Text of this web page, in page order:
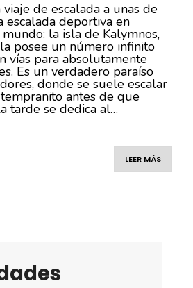
de escalada a unas de
escalada deportiva en
la isla de Kalymnos,
posee un número infinito
vías para absolutamente
Es un verdadero paraíso
donde se suele escalar
antes de que
tarde se dedica al…
LEER MÁS